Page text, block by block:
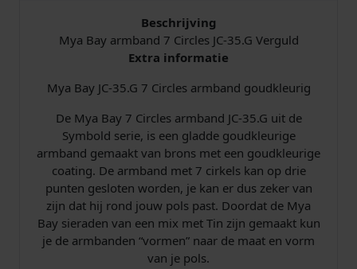
i
j
k
e
p
r
i
j
i
s
:
€
2
4
J
-
3
5
.
G
v
e
r
Beschrijving
Mya Bay armband 7 Circles JC-35.G Verguld
Extra informatie
Mya Bay JC-35.G 7 Circles armband goudkleurig
De Mya Bay 7 Circles armband JC-35.G uit de
Symbold serie, is een gladde goudkleurige
armband gemaakt van brons met een goudkleurige
coating. De armband met 7 cirkels kan op drie
punten gesloten worden, je kan er dus zeker van
zijn dat hij rond jouw pols past. Doordat de Mya
Bay sieraden van een mix met Tin zijn gemaakt kun
je de armbanden “vormen” naar de maat en vorm
van je pols.